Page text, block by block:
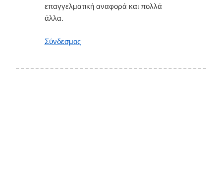
επαγγελματική αναφορά και πολλά
άλλα.
Σύνδεσμος